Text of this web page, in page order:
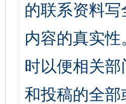
的联系资料
内容的真实
时以便相关
和投稿的全